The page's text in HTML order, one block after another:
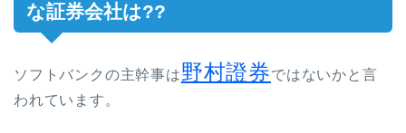
な証券会社は??
ソフトバンクの主幹事は野村證券ではないかと言
われています。